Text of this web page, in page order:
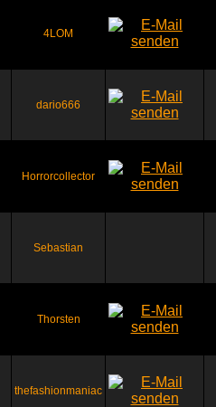
4LOM
dario666
Horrorcollector
Sebastian
Thorsten
thefashionmaniac